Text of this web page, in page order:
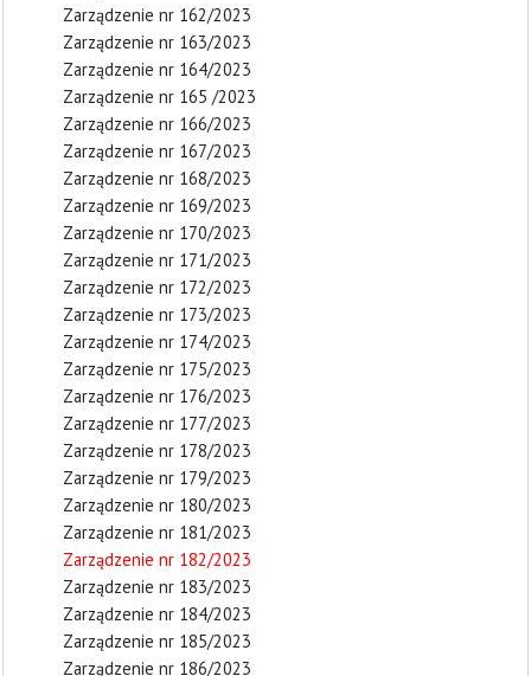
Zarządzenie nr 162/2023
Zarządzenie nr 163/2023
Zarządzenie nr 164/2023
Zarządzenie nr 165 /2023
Zarządzenie nr 166/2023
Zarządzenie nr 167/2023
Zarządzenie nr 168/2023
Zarządzenie nr 169/2023
Zarządzenie nr 170/2023
Zarządzenie nr 171/2023
Zarządzenie nr 172/2023
Zarządzenie nr 173/2023
Zarządzenie nr 174/2023
Zarządzenie nr 175/2023
Zarządzenie nr 176/2023
Zarządzenie nr 177/2023
Zarządzenie nr 178/2023
Zarządzenie nr 179/2023
Zarządzenie nr 180/2023
Zarządzenie nr 181/2023
Zarządzenie nr 182/2023
Zarządzenie nr 183/2023
Zarządzenie nr 184/2023
Zarządzenie nr 185/2023
Zarządzenie nr 186/2023